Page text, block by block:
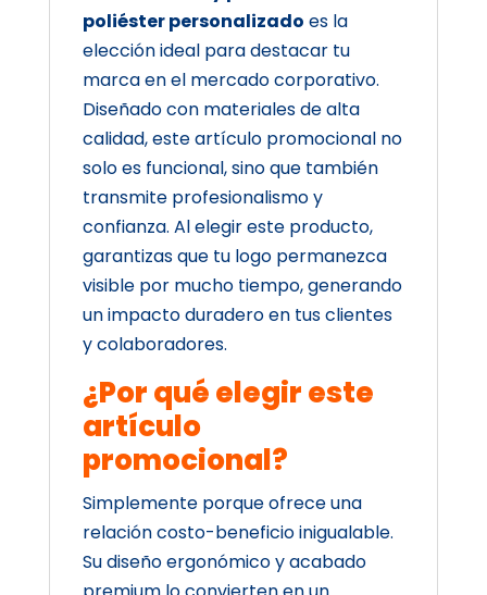
poliéster personalizado es la
elección ideal para destacar tu
marca en el mercado corporativo.
Diseñado con materiales de alta
calidad, este artículo promocional no
solo es funcional, sino que también
transmite profesionalismo y
confianza. Al elegir este producto,
garantizas que tu logo permanezca
visible por mucho tiempo, generando
un impacto duradero en tus clientes
y colaboradores.
¿Por qué elegir este
artículo
promocional?
Simplemente porque ofrece una
relación costo-beneficio inigualable.
Su diseño ergonómico y acabado